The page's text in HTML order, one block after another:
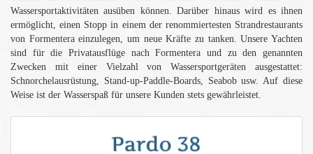
Wassersportaktivitäten ausüben können. Darüber hinaus wird es ihnen
ermöglicht, einen Stopp in einem der renommiertesten Strandrestaurants
von Formentera einzulegen, um neue Kräfte zu tanken. Unsere Yachten
sind für die Privatausflüge nach Formentera und zu den genannten
Zwecken mit einer Vielzahl von Wassersportgeräten ausgestattet:
Schnorchelausrüstung, Stand-up-Paddle-Boards, Seabob usw. Auf diese
Weise ist der Wasserspaß für unsere Kunden stets gewährleistet.